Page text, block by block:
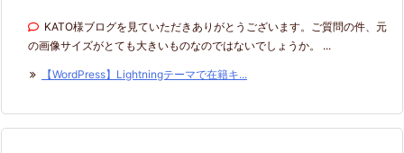
KATO様ブログを見ていただきありがとうございます。ご質問の件、元
の画像サイズがとても大きいものなのではないでしょうか。 ...
【WordPress】Lightningテーマで在籍キ...